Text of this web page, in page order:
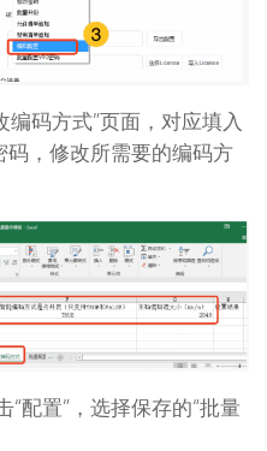
码方式”页面，对应填入
码，修改所需要的编码方
“配置”，选择保存的“批量